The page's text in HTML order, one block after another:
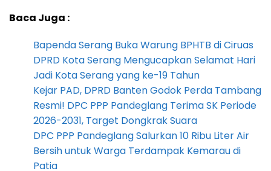
Baca Juga :
Bapenda Serang Buka Warung BPHTB di Ciruas
DPRD Kota Serang Mengucapkan Selamat Hari
Jadi Kota Serang yang ke-19 Tahun
Kejar PAD, DPRD Banten Godok Perda Tambang
Resmi! DPC PPP Pandeglang Terima SK Periode
2026-2031, Target Dongkrak Suara
DPC PPP Pandeglang Salurkan 10 Ribu Liter Air
Bersih untuk Warga Terdampak Kemarau di
Patia